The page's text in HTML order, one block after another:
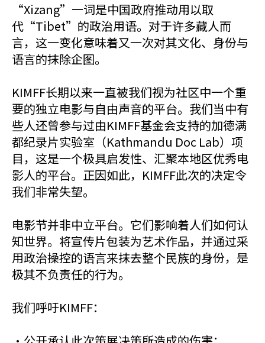
“Xizang”一词是中国政府推动用以取
代“Tibet”的政治用语。对于许多藏人而
言，这一变化意味着又一次对其文化、身份与
语言的抹除企图。
KIMFF长期以来一直被我们视为社区中一个重
要的独立电影与自由声音的平台。我们当中有
些人还曾参与过由KIMFF基金会支持的加德满
都纪录片实验室（Kathmandu Doc Lab）项
目，这是一个极具启发性、汇聚本地区优秀电
影人的平台。正因如此，KIMFF此次的决定令
我们非常失望。
电影节并非中立平台。它们影响着人们如何认
知世界。将宣传片包装为艺术作品，并通过采
用政治操控的语言来抹去整个民族的身份，是
极其不负责任的行为。
我们呼吁KIMFF：